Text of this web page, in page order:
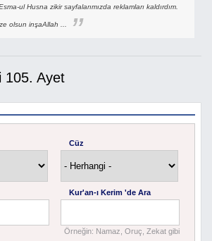
ul Husna zikir sayfalarımızda reklamları kaldırdım.
olsun inşaAllah ...
105. Ayet
Cüz
Kur'an-ı Kerim 'de Ara
Örneğin: Namaz, Oruç, Zekat gibi